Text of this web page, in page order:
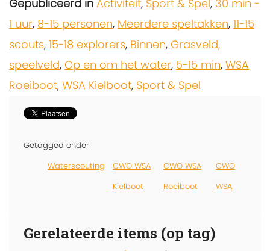
Gepubliceerd in Activiteit, Sport & Spel, 30 min -
1 uur, 8-15 personen, Meerdere speltakken, 11-15
scouts, 15-18 explorers, Binnen, Grasveld,
speelveld, Op en om het water, 5-15 min, WSA
Roeiboot, WSA Kielboot, Sport & Spel
Getagged onder
Waterscouting
CWO WSA
Kielboot
CWO WSA
Roeiboot
CWO
WSA
Gerelateerde items (op tag)